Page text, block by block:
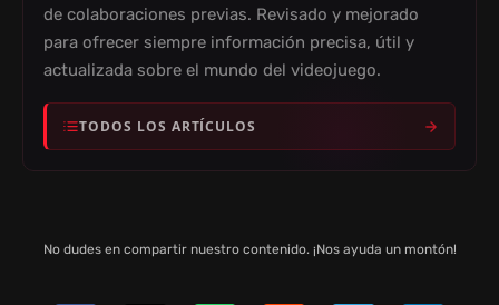
de colaboraciones previas. Revisado y mejorado
para ofrecer siempre información precisa, útil y
actualizada sobre el mundo del videojuego.
TODOS LOS ARTÍCULOS
No dudes en compartir nuestro contenido. ¡Nos ayuda un montón!